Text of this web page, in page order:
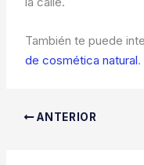
También te puede
de cosmética natural.
ANTERIOR